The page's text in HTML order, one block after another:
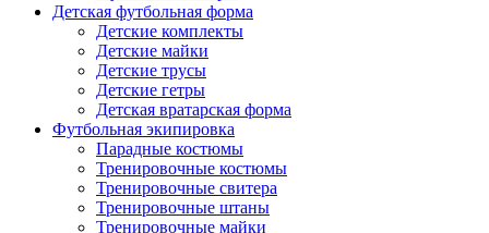
Детская футбольная форма
Детские комплекты
Детские майки
Детские трусы
Детские гетры
Детская вратарская форма
Футбольная экипировка
Парадные костюмы
Тренировочные костюмы
Тренировочные свитера
Тренировочные штаны
Тренировочные майки